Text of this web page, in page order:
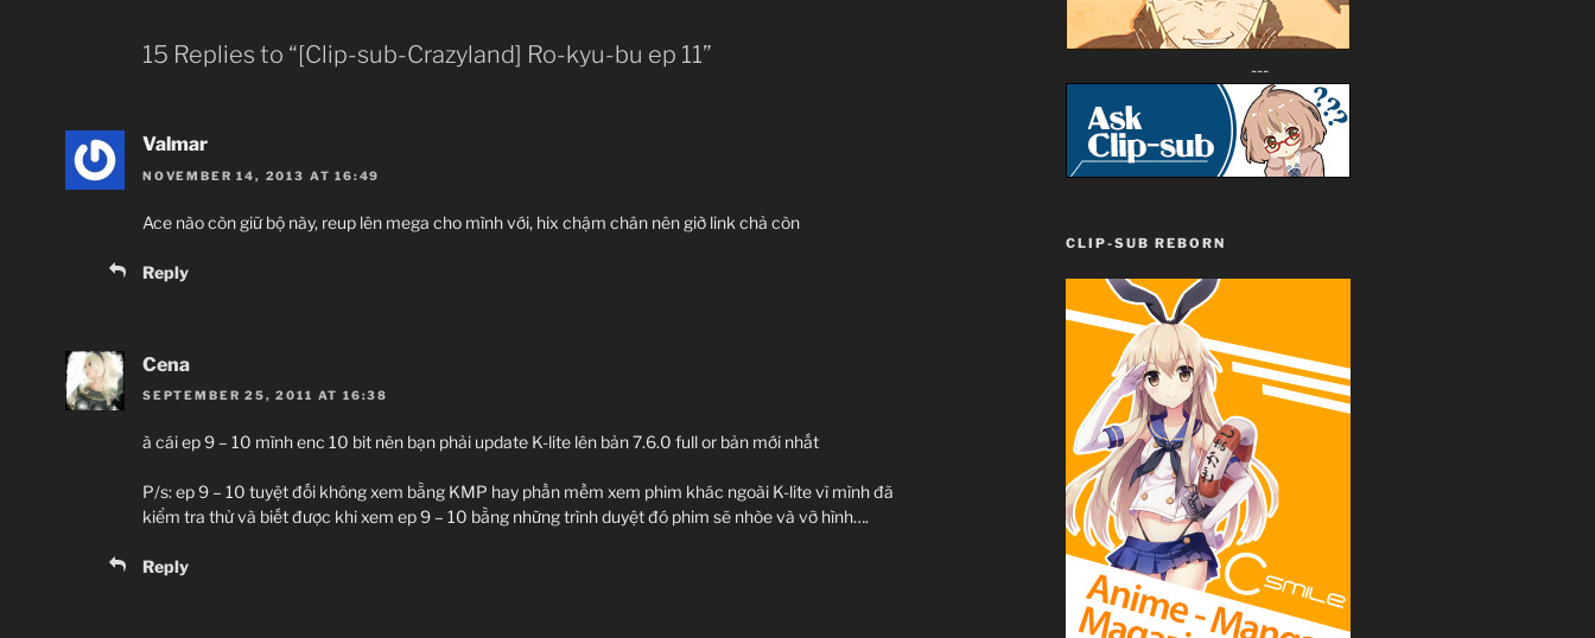
15 Replies to “[Clip-sub-Crazyland] Ro-kyu-bu ep 11”
Valmar
NOVEMBER 14, 2013 AT 16:49
Ace nào còn giữ bộ này, reup lên mega cho mình với, hix chậm chân nên giờ link chả còn
Reply
Cena
SEPTEMBER 25, 2011 AT 16:38
à cái ep 9 – 10 mình enc 10 bit nên bạn phải update K-lite lên bản 7.6.0 full or bản mới nhất
P/s: ep 9 – 10 tuyệt đối không xem bằng KMP hay phần mềm xem phim khác ngoài K-lite vì mình đã
kiểm tra thử và biết được khi xem ep 9 – 10 bằng những trình duyệt đó phim sẽ nhòe và vỡ hình….
Reply
---
CLIP-SUB REBORN